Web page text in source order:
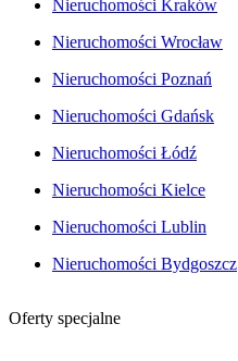
Nieruchomości Kraków
Nieruchomości Wrocław
Nieruchomości Poznań
Nieruchomości Gdańsk
Nieruchomości Łódź
Nieruchomości Kielce
Nieruchomości Lublin
Nieruchomości Bydgoszcz
Oferty specjalne